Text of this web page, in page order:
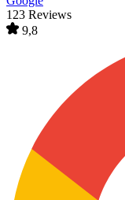
123 Reviews
9,8